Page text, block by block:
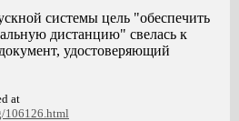
системы цель "обеспечить
дистанцию" свелась к
удостоверяющий
at
106126.html